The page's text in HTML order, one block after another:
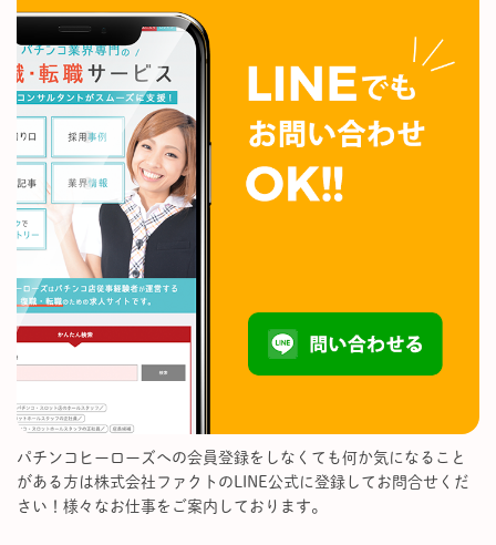
パチンコヒーローズへの会員登録をしなくても何か気になること
がある方は株式会社ファクトのLINE公式に登録してお問合せくだ
さい！様々なお仕事をご案内しております。